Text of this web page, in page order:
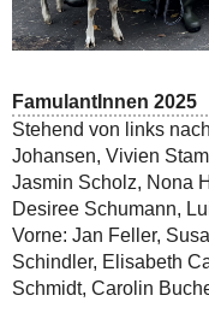
FamulantInnen 2025
Stehend von links
Johansen, Vivien
Jasmin Scholz, Nona
Desiree Schumann,
Vorne: Jan Feller,
Schindler, Elisabeth
Schmidt, Carolin